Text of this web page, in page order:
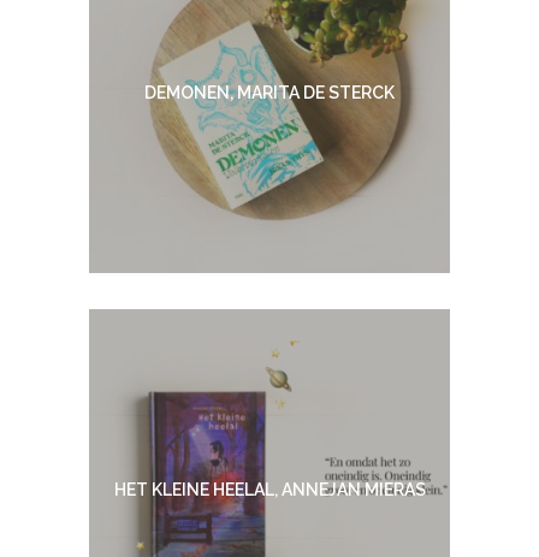
DEMONEN, MARITA DE STERCK
HET KLEINE HEELAL, ANNEJAN MIERAS